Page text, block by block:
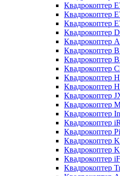
Квадрокоптер
Квадрокоптер
Квадрокоптер
Квадрокоптер
Квадрокоптер
Квадрокоптер
Квадрокоптер
Квадрокоптер
Квадрокоптер
Квадрокоптер
Квадрокоптер
Квадрокоптер
Квадрокоптер
Квадрокоптер
Квадрокоптер
Квадрокоптер
Квадрокоптер
Квадрокоптер
Квадрокоптер